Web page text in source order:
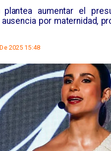
plantea aumentar el
por maternidad,
2025 15:48